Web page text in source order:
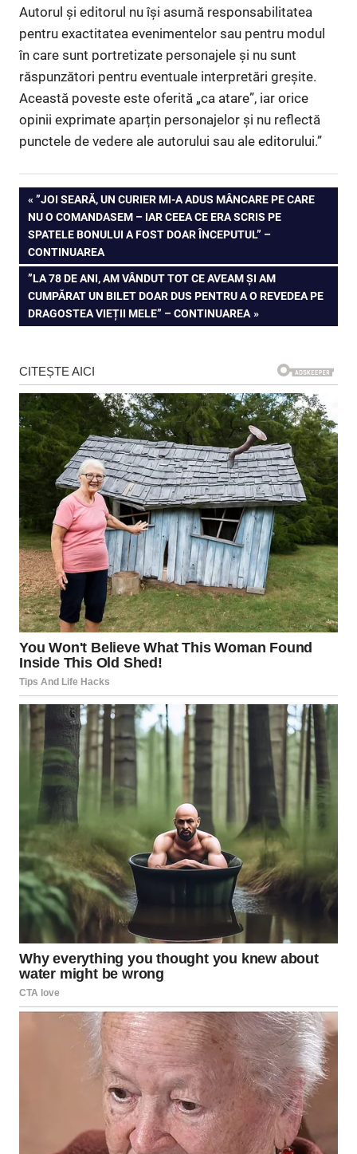
Autorul și editorul nu își asumă responsabilitatea
pentru exactitatea evenimentelor sau pentru modul
în care sunt portretizate personajele și nu sunt
răspunzători pentru eventuale interpretări greșite.
Această poveste este oferită „ca atare”, iar orice
opinii exprimate aparțin personajelor și nu reflectă
punctele de vedere ale autorului sau ale editorului.”
Navigare
în
articole
PREVIOUS
POST:
”JOI SEARĂ, UN CURIER MI-A ADUS MÂNCARE PE CARE
NU O COMANDASEM – IAR CEEA CE ERA SCRIS PE
SPATELE BONULUI A FOST DOAR ÎNCEPUTUL” –
CONTINUAREA
NEXT
POST:
”LA 78 DE ANI, AM VÂNDUT TOT CE AVEAM ȘI AM
CUMPĂRAT UN BILET DOAR DUS PENTRU A O REVEDEA PE
DRAGOSTEA VIEȚII MELE” – CONTINUAREA